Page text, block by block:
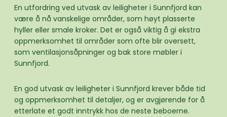
En utfordring ved utvask av leiligheter i Sunnfjord kan
være å nå vanskelige områder, som høyt plasserte
hyller eller smale kroker. Det er også viktig å gi ekstra
oppmerksomhet til områder som ofte blir oversett,
som ventilasjonsåpninger og bak store møbler i
Sunnfjord.
En god utvask av leiligheter i Sunnfjord krever både tid
og oppmerksomhet til detaljer, og er avgjørende for å
etterlate et godt inntrykk hos de neste beboerne.